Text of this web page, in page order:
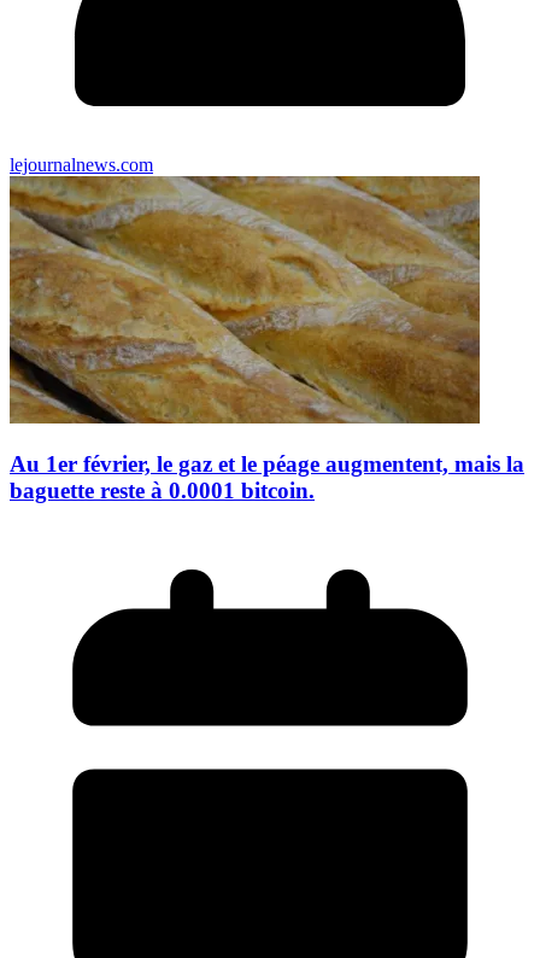
lejournalnews.com
Au 1er février, le gaz et le péage augmentent, mais la
baguette reste à 0.0001 bitcoin.